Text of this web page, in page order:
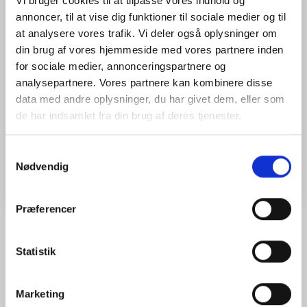
annoncer, til at vise dig funktioner til sociale medier og til
at analysere vores trafik. Vi deler også oplysninger om
din brug af vores hjemmeside med vores partnere inden
for sociale medier, annonceringspartnere og
analysepartnere. Vores partnere kan kombinere disse
data med andre oplysninger, du har givet dem, eller som
de har indsamlet fra din brug af deres tjenester.
Nødvendig
Præferencer
Statistik
Marketing
Scanneren vejer kun 700 gram, og er nem at bruge i felten.
Den har en 4 timers batteritid og så robust, at den kan klare
grus, støv og regn.
Mere information
Model/varenr.: WS-260
Vægt: 0,7 kg
BESKRIVELSE
FJ Dynamics Trion P2 scanneren kan bruges overalt uden at bruge
stativ eller GPS der gør det muligt at indsamle præcise digitale